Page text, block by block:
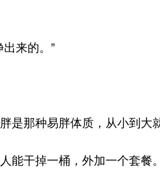
来的。”
那种易胖体质，从小到大
干掉一桶，外加一个套餐。